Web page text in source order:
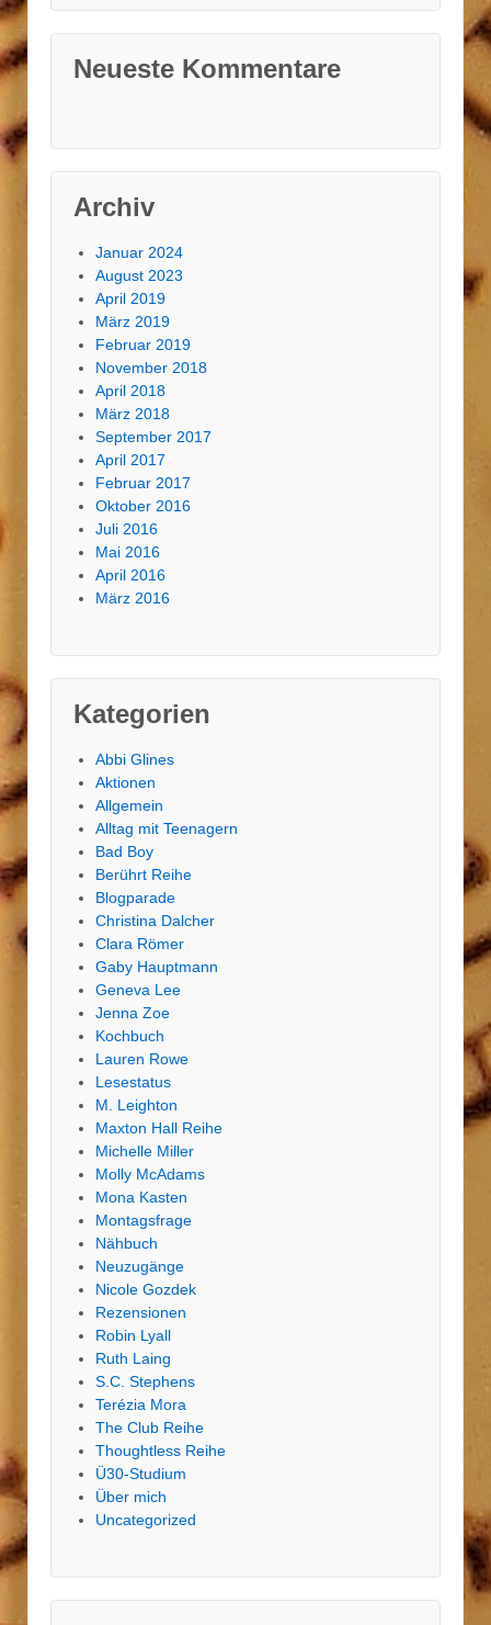
Neueste Kommentare
Archiv
Januar 2024
August 2023
April 2019
März 2019
Februar 2019
November 2018
April 2018
März 2018
September 2017
April 2017
Februar 2017
Oktober 2016
Juli 2016
Mai 2016
April 2016
März 2016
Kategorien
Abbi Glines
Aktionen
Allgemein
Alltag mit Teenagern
Bad Boy
Berührt Reihe
Blogparade
Christina Dalcher
Clara Römer
Gaby Hauptmann
Geneva Lee
Jenna Zoe
Kochbuch
Lauren Rowe
Lesestatus
M. Leighton
Maxton Hall Reihe
Michelle Miller
Molly McAdams
Mona Kasten
Montagsfrage
Nähbuch
Neuzugänge
Nicole Gozdek
Rezensionen
Robin Lyall
Ruth Laing
S.C. Stephens
Terézia Mora
The Club Reihe
Thoughtless Reihe
Ü30-Studium
Über mich
Uncategorized